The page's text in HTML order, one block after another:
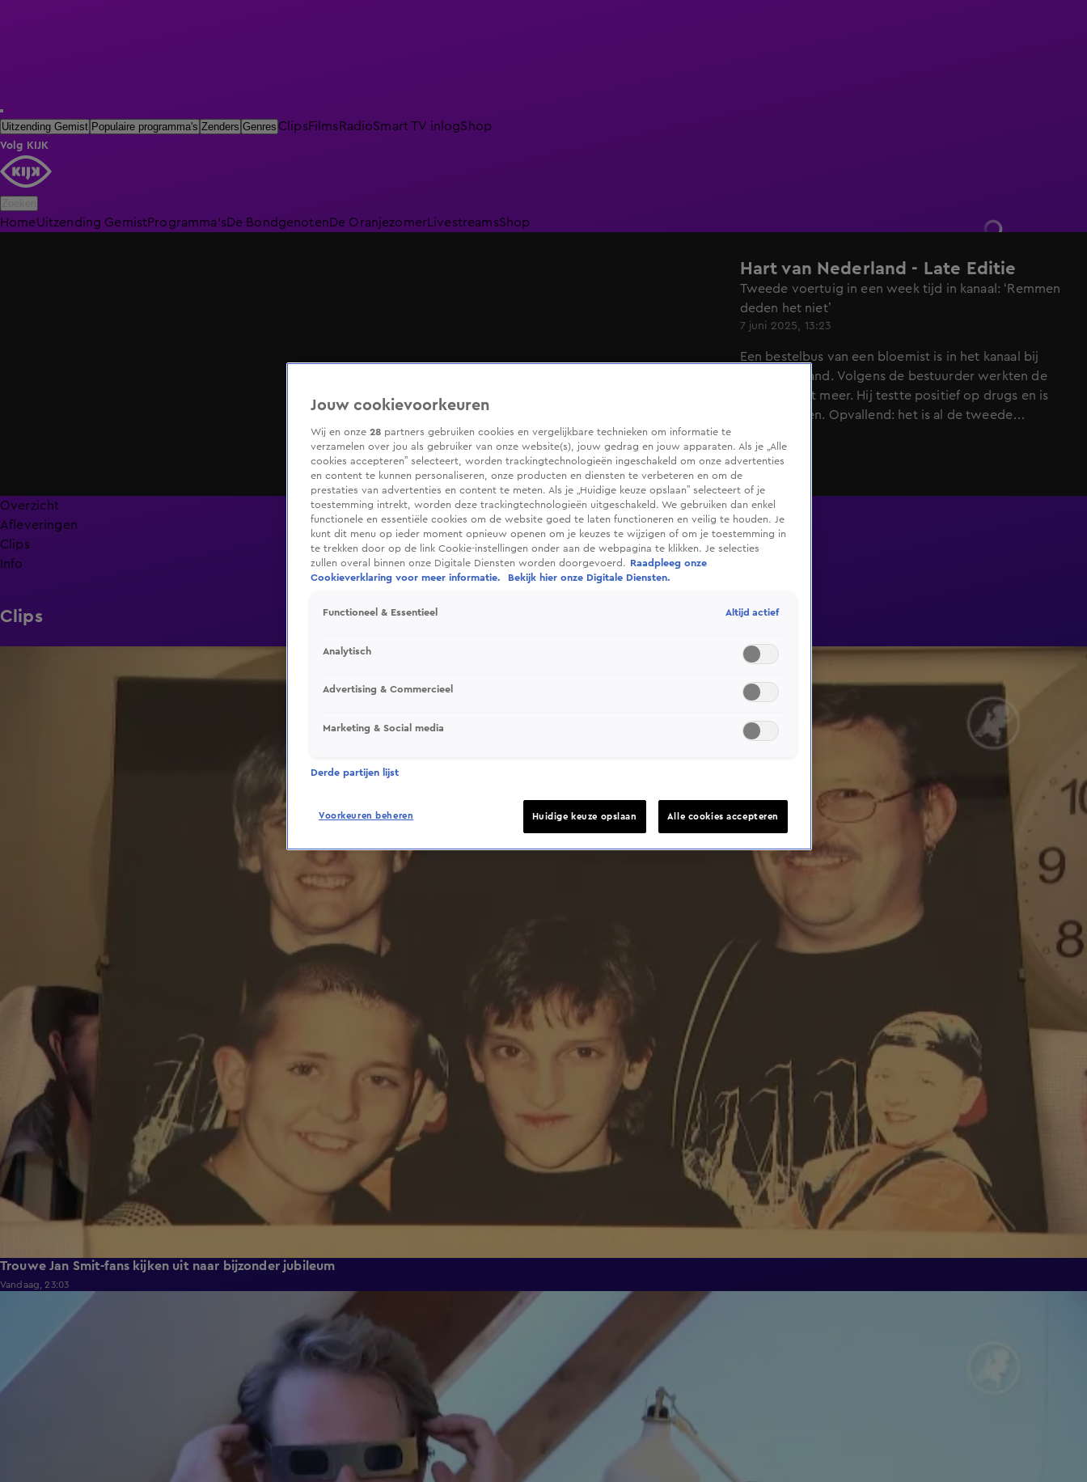
Uitzending Gemist Populaire programma's Zenders Genres ClipsFilmsRadioSmart TV inlogShop
Volg KIJK
HomeUitzending GemistProgramma'sDe BondgenotenDe Oranjezomer LivestreamsShop
Hart van Nederland - Late Editie
Tweede voertuig in een week tijd in kanaal: ‘Remmen
deden het niet’
7 juni 2025, 13:23
Een bestelbus van een bloemist is in het kanaal bij
Nuenen beland. Volgens de bestuurder werkten de
remmen niet meer. Hij testte positief op drugs en is
aangehouden. Opvallend: het is al de tweede
de regio.
Overzicht
Afleveringen
Clips
Info
Clips
Trouwe Jan Smit-fans kijken uit naar bijzonder jubileum
Vandaag, 23:03
Jouw cookievoorkeuren
Wij en onze 28 partners gebruiken cookies en vergelijkbare technieken om informatie te
verzamelen over jou als gebruiker van onze website(s), jouw gedrag en jouw apparaten. Als je „Alle
cookies accepteren” selecteert, worden trackingtechnologieën ingeschakeld om onze advertenties
en content te kunnen personaliseren, onze producten en diensten te verbeteren en om de
prestaties van advertenties en content te meten. Als je „Huidige keuze opslaan” selecteert of je
toestemming intrekt, worden deze trackingtechnologieën uitgeschakeld. We gebruiken dan enkel
functionele en essentiële cookies om de website goed te laten functioneren en veilig te houden. Je
kunt dit menu op ieder moment opnieuw openen om je keuzes te wijzigen of om je toestemming in
te trekken door op de link Cookie-instellingen onder aan de webpagina te klikken. Je selecties
zullen overal binnen onze Digitale Diensten worden doorgevoerd.
Raadpleeg onze
Cookieverklaring voor meer informatie.
Bekijk hier onze Digitale Diensten.
Functioneel & Essentieel Altijd actief
Analytisch
Advertising & Commercieel
Marketing & Social media
Derde partijen lijst
Voorkeuren beheren Huidige keuze opslaan Alle cookies accepteren